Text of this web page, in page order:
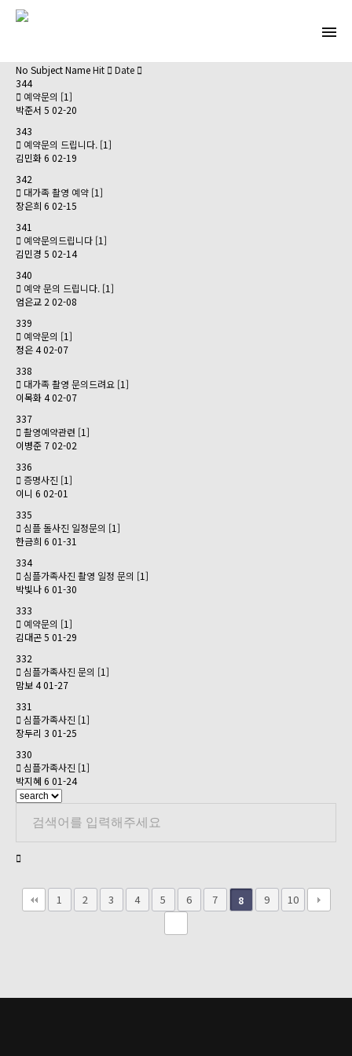
No SubjectNameHit
Date
344
예약문의 [1]
박준서 5 02-20
343
예약문의 드립니다. [1]
김민화6 02-19
342
대가족 촬영 예약 [1]
장은희 6 02-15
341
예약문의드립니다 [1]
김민경 5 02-14
340
예약 문의 드립니다. [1]
엄은교 2 02-08
339
예약문의 [1]
정은402-07
338
대가족 촬영 문의드려요 [1]
이목화402-07
337
촬영예약관련 [1]
이병준 702-02
336
증명사진 [1]
이니 6 02-01
335
심플 돌사진 일정문의 [1]
한금희 6 01-31
334
심플가족사진 촬영 일정 문의 [1]
박빛나6 01-30
333
예약문의 [1]
김대곤5 01-29
332
심플가족사진 문의 [1]
맘보401-27
331
심플가족사진 [1]
장두리 3 01-25
330
심플가족사진 [1]
박지혜 6 01-24
1 2 3 4 5 6 7 8 9 10